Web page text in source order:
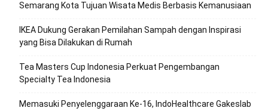
Semarang Kota Tujuan Wisata Medis Berbasis Kemanusiaan
IKEA Dukung Gerakan Pemilahan Sampah dengan Inspirasi
yang Bisa Dilakukan di Rumah
Tea Masters Cup Indonesia Perkuat Pengembangan
Specialty Tea Indonesia
Memasuki Penyelenggaraan Ke-16, IndoHealthcare Gakeslab